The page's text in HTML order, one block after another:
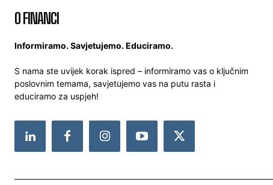
O FINANCI
Informiramo. Savjetujemo. Educiramo.
S nama ste uvijek korak ispred – informiramo vas o ključnim
poslovnim temama, savjetujemo vas na putu rasta i
educiramo za uspjeh!